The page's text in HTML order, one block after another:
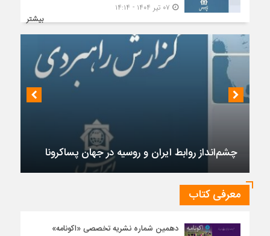
بیشتر
چشم‌انداز روابط ایران و روسیه در جهان پساکرونا
معرفی کتاب
دهمین شماره نشریه تخصصی «اکونامه»